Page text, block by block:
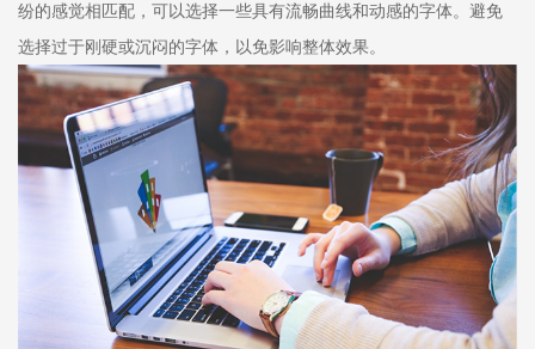
纷的感觉相匹配，可以选择一些具有流畅曲线和动感的字体。避免
选择过于刚硬或沉闷的字体，以免影响整体效果。